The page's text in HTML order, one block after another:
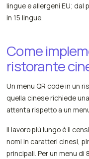
lingue e allergeni EU; dal
in 15 lingue.
Come
ristorante
Un menu QR code in un
quella cinese richiede
attenta rispetto a un
Il lavoro più lungo è il
nomi in caratteri cinesi,
principali. Per un menu